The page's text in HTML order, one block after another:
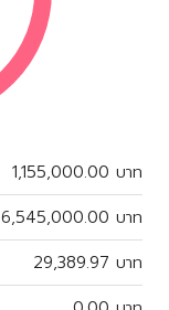
1,155,000.00 บาท
6,545,000.00 บาท
29,389.97 บาท